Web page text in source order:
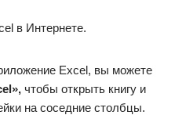
в Интернете.
Excel, вы можете
чтобы открыть книгу и
на соседние столбцы.